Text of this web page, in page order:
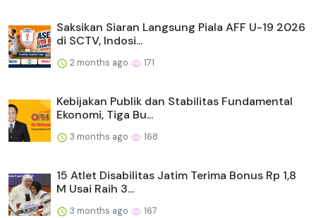
Saksikan Siaran Langsung Piala AFF U-19 2026
di SCTV, Indosi...
2 months ago 171
Kebijakan Publik dan Stabilitas Fundamental
Ekonomi, Tiga Bu...
3 months ago 168
15 Atlet Disabilitas Jatim Terima Bonus Rp 1,8
M Usai Raih 3...
3 months ago 167